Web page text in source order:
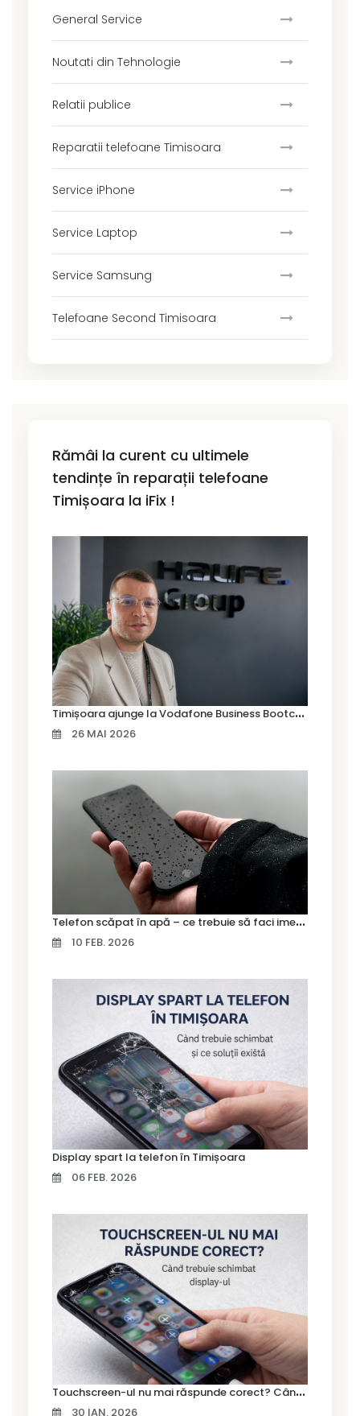
General Service
Noutati din Tehnologie
Relatii publice
Reparatii telefoane Timisoara
Service iPhone
Service Laptop
Service Samsung
Telefoane Second Timisoara
Rămâi la curent cu ultimele
tendințe în reparații telefoane
Timișoara la iFix !
T
imișoara ajunge la Vodafone Business Bootcamp prin Marius Cermian de la Armour România
26 MAI 2026
T
elefon scăpat în apă – ce trebuie să faci imediat și ce greșeli să eviți
10 FEB. 2026
Display spart la telefon în Timișoara
06 FEB. 2026
T
ouchscreen-ul nu mai răspunde corect? Când trebuie schimbat display-ul
30 IAN. 2026